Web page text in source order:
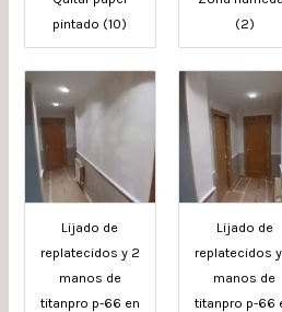
pintado (10)
(2)
Lijado de
replatecidos y 2
manos de
titanpro p-66 en
Lijado de
replatecidos
manos de
titanpro p-66